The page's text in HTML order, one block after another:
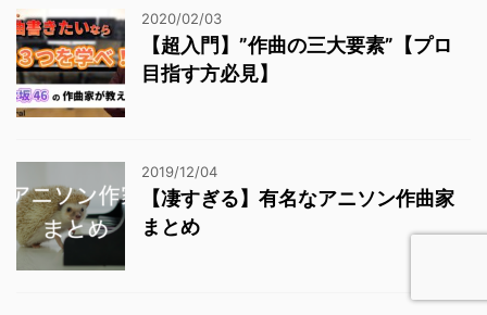
2020/02/03
【超入門】”作曲の三大要素”【プロ
目指す方必見】
2019/12/04
【凄すぎる】有名なアニソン作曲家
まとめ